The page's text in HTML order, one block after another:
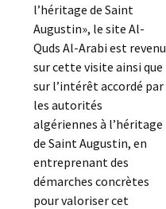
l’héritage de Saint
Augustin», le site Al-
Quds Al-Arabi est revenu
sur cette visite ainsi que
sur l’intérêt accordé par
les autorités
algériennes à l’héritage
de Saint Augustin, en
entreprenant des
démarches concrètes
pour valoriser cet